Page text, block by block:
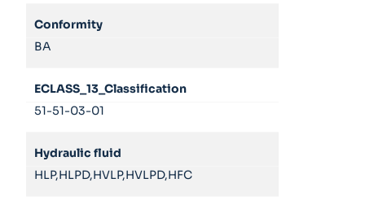
Conformity
BA
ECLASS_13_Classification
51-51-03-01
Hydraulic fluid
HLP,HLPD,HVLP,HVLPD,HFC